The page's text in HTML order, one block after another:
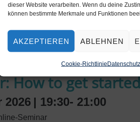
dieser Website verarbeiten. Wenn du deine
können bestimmte Merkmale und Funktionen
AKZEPTIEREN ABLEHNEN
Cookie-Richtlinie
How to get started
2026 | 19:30- 21:00
Seminar